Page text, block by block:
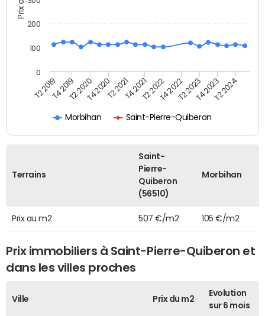
Morbihan Saint-Pierre-Quiberon
T2 2019T4 2019T2 2020T4 2020T2 2021T4 2021T2 2022T4 2022T2 2023T4 2023T2 2024
0
100
200
Terrains
Saint-
Pierre-
Quiberon
(56510)
Morbihan
Prix au m2 507 €/m2 105 €/m2
Prix immobiliers à Saint-Pierre-Quiberon et
dans les villes proches
Ville Prix du m2
Evolution
sur 6 mois